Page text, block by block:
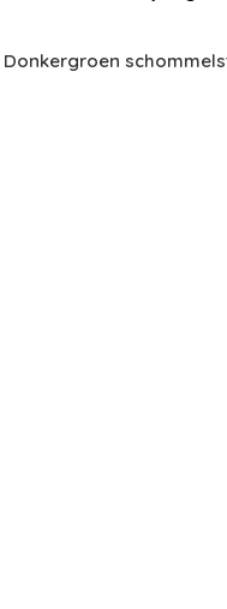
Donkergroen